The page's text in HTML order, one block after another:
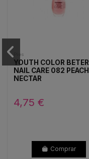
Pies
YOUTH COLOR BETER
NAIL CARE 082 PEACH
NECTAR
4,75 €
Comprar